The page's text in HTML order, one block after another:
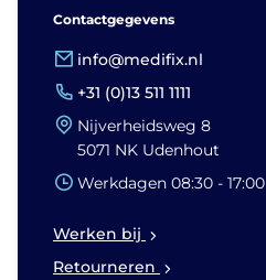
Contactgegevens
info@medifix.nl
+31 (0)13 511 1111
Nijverheidsweg 8
5071 NK Udenhout
Werkdagen 08:30 - 17:00
Werken bij
Retourneren